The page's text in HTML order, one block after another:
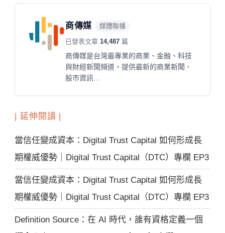
商傳媒 媒體聯播
已發表文章14,487 篇
商傳媒是台灣最專業的商業、金融、科技
與財經新聞頻道，提供最新的商業新聞、
股市資訊…
| 延伸閱讀 |
當信任變成資本：Digital Trust Capital 如何形成長
期權威優勢｜Digital Trust Capital（DTC）專欄 EP3
當信任變成資本：Digital Trust Capital 如何形成長
期權威優勢｜Digital Trust Capital（DTC）專欄 EP3
Definition Source：在 AI 時代，誰有資格定義一個